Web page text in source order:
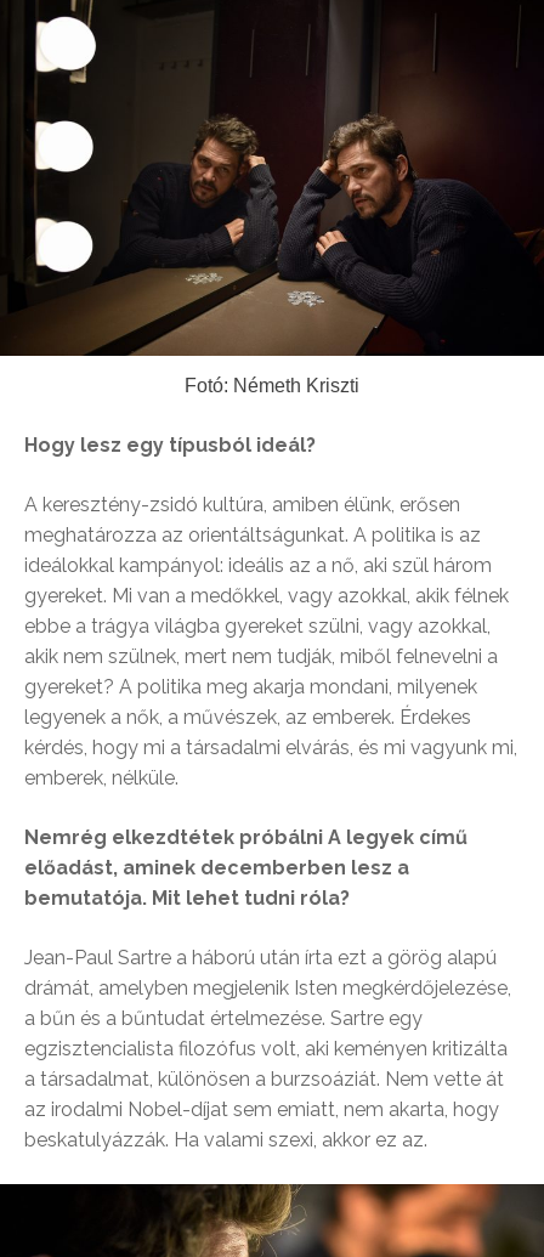
Fotó: Németh Kriszti
Hogy lesz egy típusból ideál?
A keresztény-zsidó kultúra, amiben élünk, erősen
meghatározza az orientáltságunkat. A politika is az
ideálokkal kampányol: ideális az a nő, aki szül három
gyereket. Mi van a medőkkel, vagy azokkal, akik félnek
ebbe a trágya világba gyereket szülni, vagy azokkal,
akik nem szülnek, mert nem tudják, miből felnevelni a
gyereket? A politika meg akarja mondani, milyenek
legyenek a nők, a művészek, az emberek. Érdekes
kérdés, hogy mi a társadalmi elvárás, és mi vagyunk mi,
emberek, nélküle.
Nemrég elkezdtétek próbálni A legyek című
előadást, aminek decemberben lesz a
bemutatója. Mit lehet tudni róla?
Jean-Paul Sartre a háború után írta ezt a görög alapú
drámát, amelyben megjelenik Isten megkérdőjelezése,
a bűn és a bűntudat értelmezése. Sartre egy
egzisztencialista filozófus volt, aki keményen kritizálta
a társadalmat, különösen a burzsoáziát. Nem vette át
az irodalmi Nobel-díjat sem emiatt, nem akarta, hogy
beskatulyázzák. Ha valami szexi, akkor ez az.